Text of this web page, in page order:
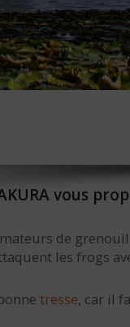
vous
de
les frogs
tresse, car il